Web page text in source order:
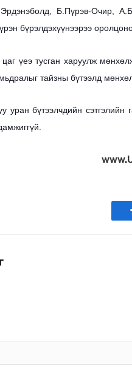
Б.Пүрэв-Очир,
бүрэлдэхүүнээрээ
үеэ тусган харуулж
тайзны бүтээлд
уран бүтээлчдийн